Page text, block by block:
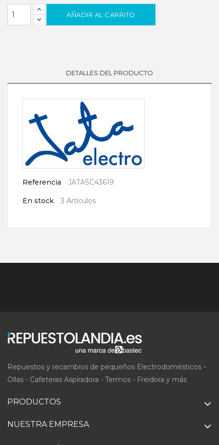
AÑADIR AL CARRITO
DETALLES DEL PRODUCTO
Referencia JATASC43619
En stock 3 Artículos
Repuestos y recambios de pequeños Electrodomésticos -
Ollas - Cafeteras Aspiradora - Termos - Freidora y más
PRODUCTOS
NUESTRA EMPRESA